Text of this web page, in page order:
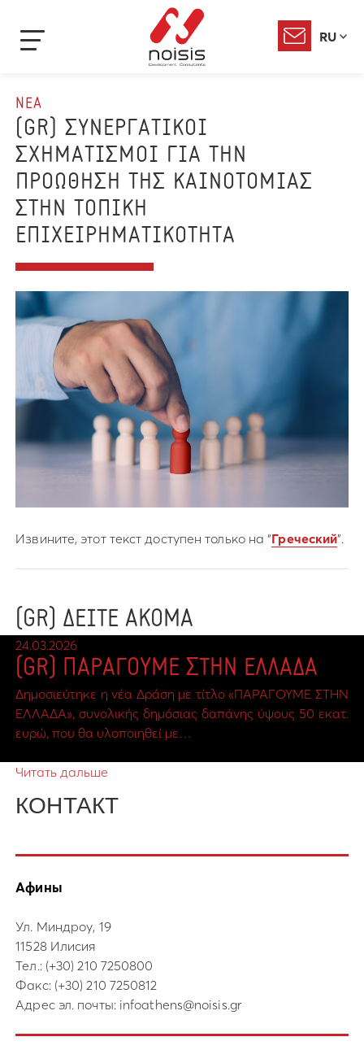
RU
ΝΕΑ
(GR) ΣΥΝΕΡΓΑΤΙΚΟΙ
ΣΧΗΜΑΤΙΣΜΟΙ ΓΙΑ ΤΗΝ
ΠΡΟΩΘΗΣΗ ΤΗΣ ΚΑΙΝΟΤΟΜΙΑΣ
ΣΤΗΝ ΤΟΠΙΚΗ
ΕΠΙΧΕΙΡΗΜΑΤΙΚΟΤΗΤΑ
Извините, этот текст доступен только на “Греческий”.
(GR) ΔΕΙΤΕ ΑΚΟΜΑ
24.03.2026
(GR) ΠΑΡΑΓΟΥΜΕ ΣΤΗΝ ΕΛΛΑΔΑ
Δημοσιεύτηκε η νέα Δράση με τίτλο «ΠΑΡΑΓΟΥΜΕ ΣΤΗΝ
ΕΛΛΑΔΑ», συνολικής δημόσιας δαπάνης ύψους 50 εκατ.
ευρώ, που θα υλοποιηθεί με…
Читать дальше
КОНТАКТ
Афины
Ул. Миндроу, 19
11528 Илисия
Тел.: (+30) 210 7250800
Факс: (+30) 210 7250812
Адрес эл. почты: infoathens@noisis.gr